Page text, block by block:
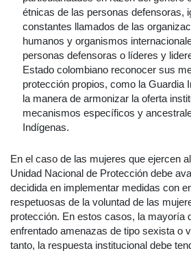
étnicas de las personas defensoras,
constantes llamados de las
humanos y organismos
personas defensoras o líderes y
Estado colombiano reconocer sus
protección propios, como la Guardia
la manera de armonizar la oferta
mecanismos específicos y
Indígenas.
En el caso de las mujeres que ejercen
Unidad Nacional de Protección debe
decidida en implementar medidas con
respetuosas de la voluntad de las
protección. En estos casos, la mayoría
enfrentado amenazas de tipo sexista o
tanto, la respuesta institucional debe